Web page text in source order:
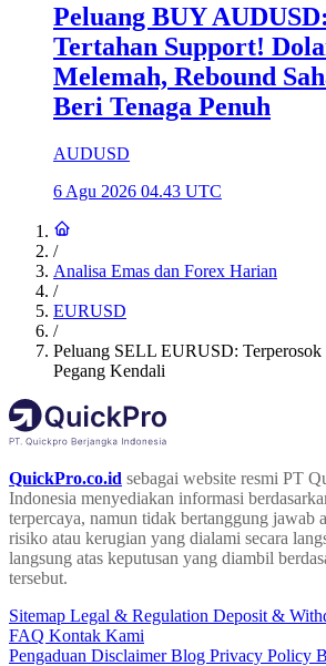
Peluang BUY
Tertahan Support!
Melemah, Rebound
Beri Tenaga Penuh
AUDUSD
6 Agu 2026 04.43 UTC
/
Analisa Emas dan Forex Harian
/
EURUSD
/
Peluang SELL EURUSD:
Pegang Kendali
QuickPro.co.id sebagai website resmi PT
Indonesia menyediakan informasi
terpercaya, namun tidak bertanggung jawab
risiko atau kerugian yang dialami secara
langsung atas keputusan yang diambil
tersebut.
Sitemap Legal & Regulation Deposit &
FAQ Kontak Kami
Pengaduan DisclaimerBlog Privacy Policy